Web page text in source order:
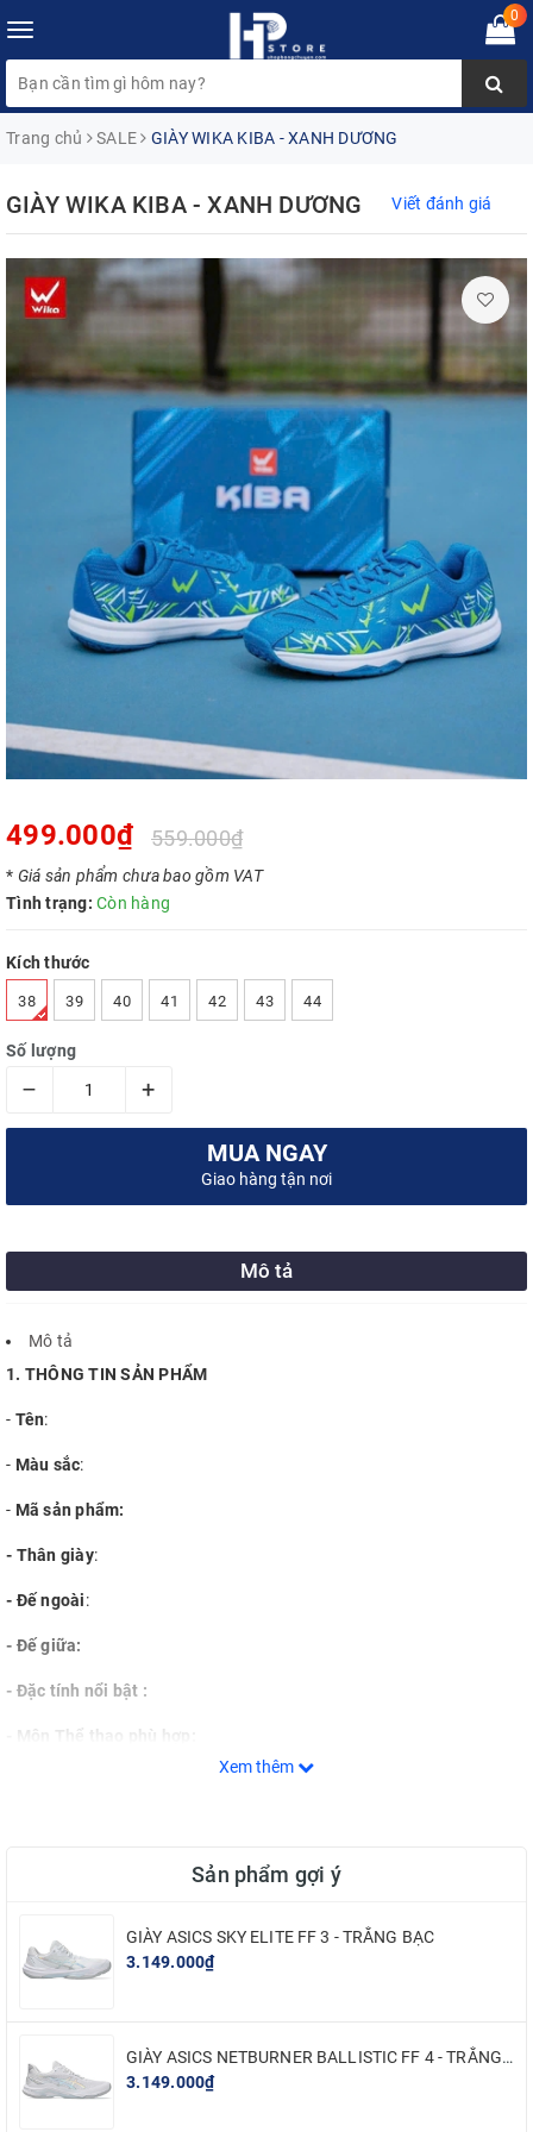
Toggle
navigation
0
Trang chủ SALE GIÀY WIKA KIBA - XANH DƯƠNG
GIÀY WIKA KIBA - XANH DƯƠNG Viết đánh giá
499.000₫ 559.000₫
* Giá sản phẩm chưa bao gồm VAT
Tình trạng: Còn hàng
Kích thước
38 39 40 41 42 43 44
Số lượng
– +
MUA NGAY
Giao hàng tận nơi
Mô tả
Mô tả
1. THÔNG TIN SẢN PHẨM
- Tên:
- Màu sắc:
- Mã sản phẩm:
- Thân giày:
- Đế ngoài:
- Đế giữa:
- Đặc tính nổi bật :
- Môn Thể thao phù hợp:
3. CHÍNH SÁCH BÁN HÀNG:
✓ Hoàn tiền nếu sản phẩm không giống mô tả
✓ 100% sản phẩm đều có bảo hành chính hãng
4. SHOP CAM KẾT KHÁCH HÀNG
Xem thêm
Sản phẩm gợi ý
GIÀY ASICS SKY ELITE FF 3 - TRẮNG BẠC
3.149.000₫
GIÀY ASICS NETBURNER BALLISTIC FF 4 - TRẮNG BẠC
3.149.000₫